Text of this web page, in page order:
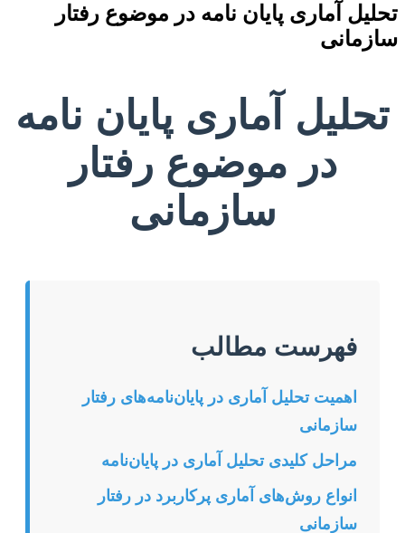
تحلیل آماری پایان نامه در موضوع رفتار
سازمانی
تحلیل آماری پایان نامه
در موضوع رفتار
سازمانی
فهرست مطالب
اهمیت تحلیل آماری در پایان‌نامه‌های رفتار
سازمانی
مراحل کلیدی تحلیل آماری در پایان‌نامه
انواع روش‌های آماری پرکاربرد در رفتار
سازمانی